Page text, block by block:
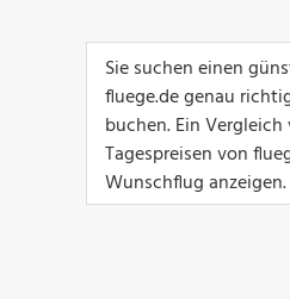
Sie suchen einen
fluege.de genau
buchen. Ein
Tagespreisen von
Wunschflug